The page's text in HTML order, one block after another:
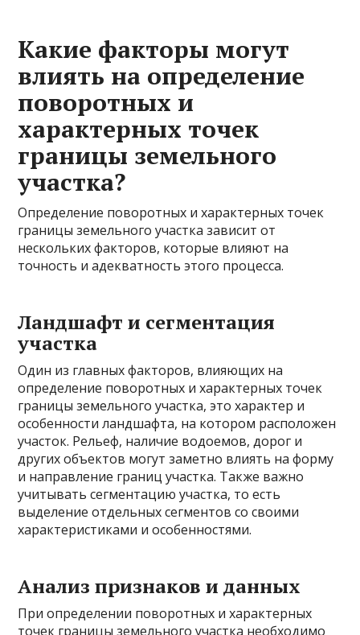
Какие факторы могут
влиять на определение
поворотных и
характерных точек
границы земельного
участка?
Определение поворотных и характерных точек
границы земельного участка зависит от
нескольких факторов, которые влияют на
точность и адекватность этого процесса.
Ландшафт и сегментация
участка
Один из главных факторов, влияющих на
определение поворотных и характерных точек
границы земельного участка, это характер и
особенности ландшафта, на котором расположен
участок. Рельеф, наличие водоемов, дорог и
других объектов могут заметно влиять на форму
и направление границ участка. Также важно
учитывать сегментацию участка, то есть
выделение отдельных сегментов со своими
характеристиками и особенностями.
Анализ признаков и данных
При определении поворотных и характерных
точек границы земельного участка необходимо